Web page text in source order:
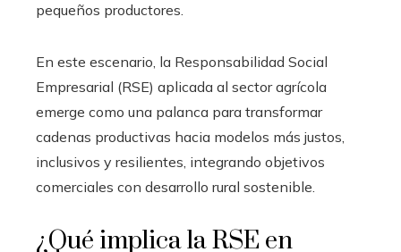
pequeños productores.
En este escenario, la Responsabilidad Social
Empresarial (RSE) aplicada al sector agrícola
emerge como una palanca para transformar
cadenas productivas hacia modelos más justos,
inclusivos y resilientes, integrando objetivos
comerciales con desarrollo rural sostenible.
¿Qué implica la RSE en